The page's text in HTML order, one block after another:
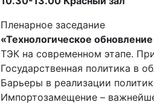
Пленарное заседание
«Технологическое
ТЭК на современном этапе.
Государственная политика в
Барьеры в реализации
Импортозамещение –